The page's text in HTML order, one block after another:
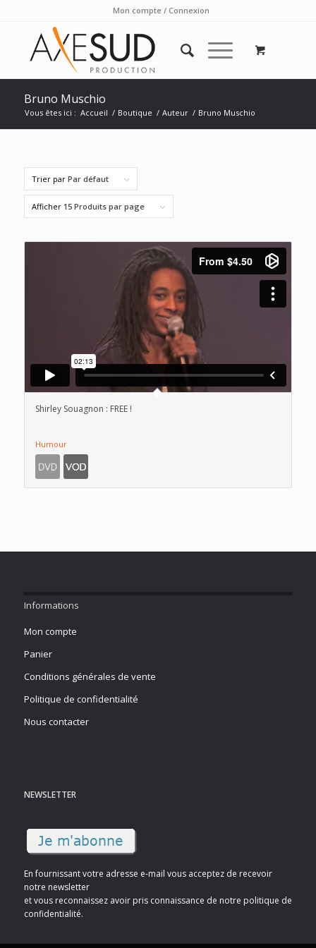
Mon compte / Connexion
Bruno Muschio
Vous êtes ici : Accueil / Boutique / Auteur / Bruno Muschio
Trier par Par défaut
Afficher 15 Produits par page
Shirley Souagnon : FREE !
Humour
Informations
Mon compte
Panier
Conditions générales de vente
Politique de confidentialité
Nous contacter
NEWSLETTER
En fournissant votre adresse e-mail vous acceptez de recevoir
notre newsletter
et vous reconnaissez avoir pris connaissance de notre politique de
confidentialité.